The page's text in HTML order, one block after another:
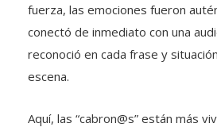
fuerza, las emociones fueron
conectó de inmediato con una
reconoció en cada frase y
escena.
Aquí, las “cabron@s” están más